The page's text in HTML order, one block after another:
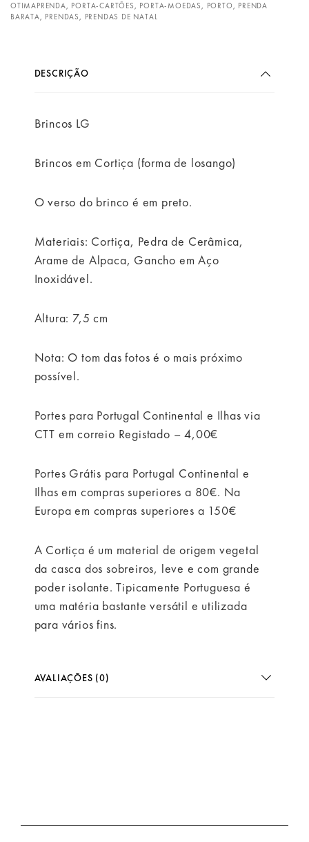
OTIMAPRENDA, PORTA-CARTÕES , PORTA-MOEDAS , PORTO , PRENDA
BARATA, PRENDAS , PRENDAS DE NATAL
DESCRIÇÃO
Brincos LG
Brincos em Cortiça (forma de losango)
O verso do brinco é em preto.
Materiais: Cortiça, Pedra de Cerâmica,
Arame de Alpaca, Gancho em Aço
Inoxidável.
Altura: 7,5 cm
Nota: O tom das fotos é o mais próximo
possível.
Portes para Portugal Continental e Ilhas via
CTT em correio Registado – 4,00€
Portes Grátis para Portugal Continental e
Ilhas em compras superiores a 80€. Na
Europa em compras superiores a 150€
A Cortiça é um material de origem vegetal
da casca dos sobreiros, leve e com grande
poder isolante. Tipicamente Portuguesa é
uma matéria bastante versátil e utilizada
para vários fins.
AVALIAÇÕES (0)